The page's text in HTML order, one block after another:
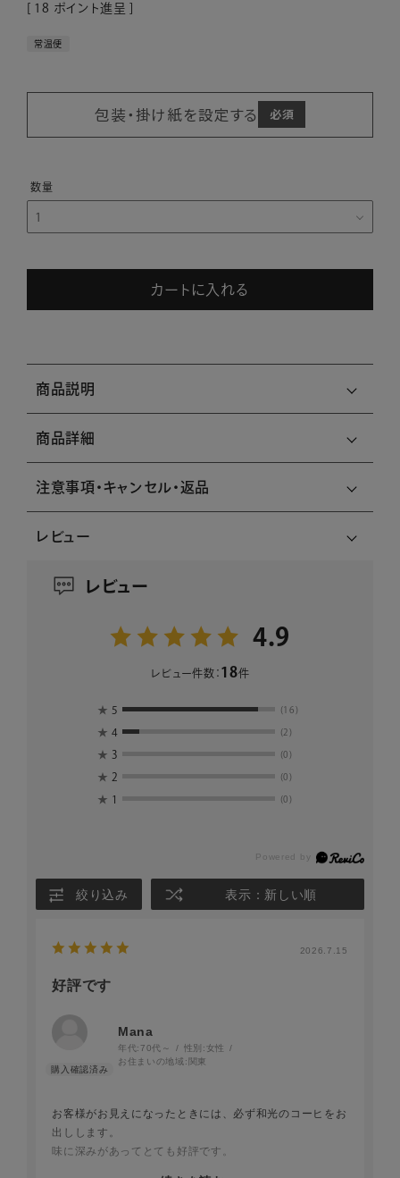
[ 18 ポイント進呈 ]
常温便
包装・掛け紙を設定する
カートに入れる
商品説明
商品詳細
注意事項・キャンセル・返品
レビュー
レビュー
4.9
レビュー件数： 18件
★ 5 (16)
★ 4 (2)
★ 3 (0)
★ 2 (0)
★ 1 (0)
絞り込み 表示：新しい順
2026.7.15
好評です
Mana
年代: 70代～ 性別:女性
お住まいの地域: 関東
お客様がお見えになったときには、必ず和光のコーヒをお
出しします。
味に深みがあってとても好評です。